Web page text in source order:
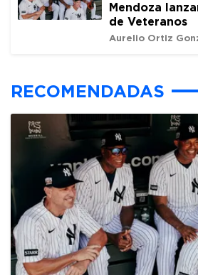
Mendoza
de Veteranos
Aurelio Ortiz
RECOMENDADAS